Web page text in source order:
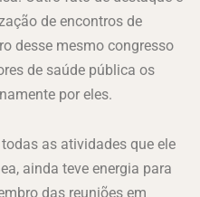
de encontros de
desse mesmo congresso
de saúde pública os
por eles.
as atividades que ele
ainda teve energia para
das reuniões em